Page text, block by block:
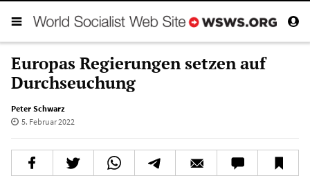
Europas Regierungen setzen auf
Durchseuchung
Peter Schwarz
5. Februar 2022